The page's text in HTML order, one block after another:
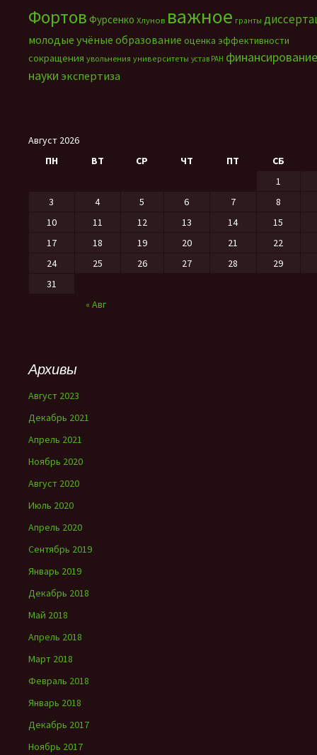
Фортов Фурсенко Хлунов важное гранты
молодые учёные образование оценка эффективности
сокращения увольнения университеты устав РАН финансирование
науки экспертиза
Август 2026
ПН
ВТ СР ЧТ ПТ СБ
« Авг
1
3
4 5 6 7
8
10
11 12 13 14
15
17
18 19 20 21
22
24
25 26 27 28
29
31
Архивы
Август 2023
Декабрь 2021
Апрель 2021
Ноябрь 2020
Август 2020
Июль 2020
Апрель 2020
Сентябрь 2019
Январь 2019
Декабрь 2018
Май 2018
Апрель 2018
Март 2018
Февраль 2018
Январь 2018
Декабрь 2017
Ноябрь 2017